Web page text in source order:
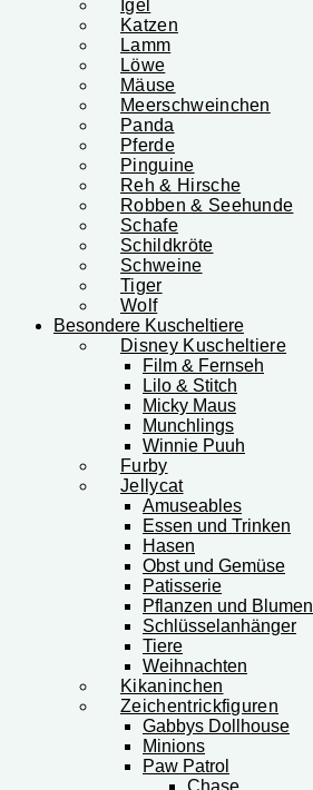
Igel
Katzen
Lamm
Löwe
Mäuse
Meerschweinchen
Panda
Pferde
Pinguine
Reh & Hirsche
Robben & Seehunde
Schafe
Schildkröte
Schweine
Tiger
Wolf
Besondere Kuscheltiere
Disney Kuscheltiere
Film & Fernseh
Lilo & Stitch
Micky Maus
Munchlings
Winnie Puuh
Furby
Jellycat
Amuseables
Essen und Trinken
Hasen
Obst und Gemüse
Patisserie
Pflanzen und Blumen
Schlüsselanhänger
Tiere
Weihnachten
Kikaninchen
Zeichentrickfiguren
Gabbys Dollhouse
Minions
Paw Patrol
Chase